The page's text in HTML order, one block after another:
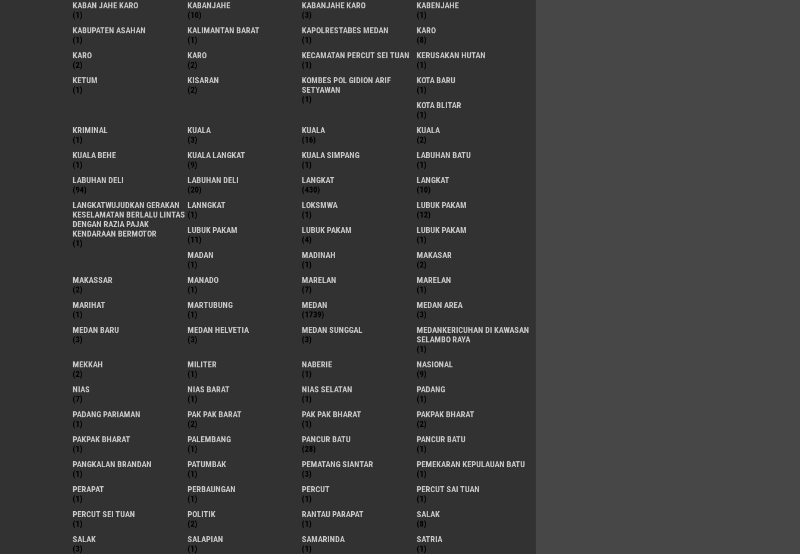
KABAN JAHE KARO
(1)
KABANJAHE
(10)
KABANJAHE KARO
(3)
KABENJAHE
(1)
KABUPATEN ASAHAN
(1)
KALIMANTAN BARAT
(1)
KAPOLRESTABES MEDAN
(1)
KARO
(8)
KARO
(2)
KARO
(2)
KECAMATAN PERCUT SEI TUAN
(1)
KERUSAKAN HUTAN
(1)
KETUM
(1)
KISARAN
(2)
KOMBES POL GIDION ARIF
SETYAWAN
(1)
KOTA BARU
(1)
KOTA BLITAR
(1)
KRIMINAL
(1)
KUALA
(3)
KUALA
(16)
KUALA
(2)
KUALA BEHE
(1)
KUALA LANGKAT
(9)
KUALA SIMPANG
(1)
LABUHAN BATU
(1)
LABUHAN DELI
(94)
LABUHAN DELI
(20)
LANGKAT
(430)
LANGKAT
(10)
LANGKATWUJUDKAN GERAKAN
KESELAMATAN BERLALU LINTAS
DENGAN RAZIA PAJAK
KENDARAAN BERMOTOR
(1)
LANNGKAT
(1)
LOKSMWA
(1)
LUBUK PAKAM
(12)
LUBUK PAKAM
(11)
LUBUK PAKAM
(4)
LUBUK PAKAM
(1)
MADAN
(1)
MADINAH
(1)
MAKASAR
(2)
MAKASSAR
(2)
MANADO
(1)
MARELAN
(7)
MARELAN
(1)
MARIHAT
(1)
MARTUBUNG
(1)
MEDAN
(1739)
MEDAN AREA
(3)
MEDAN BARU
(3)
MEDAN HELVETIA
(3)
MEDAN SUNGGAL
(3)
MEDANKERICUHAN DI KAWASAN
SELAMBO RAYA
(1)
MEKKAH
(2)
MILITER
(1)
NABERIE
(1)
NASIONAL
(9)
NIAS
(7)
NIAS BARAT
(1)
NIAS SELATAN
(1)
PADANG
(1)
PADANG PARIAMAN
(1)
PAK PAK BARAT
(2)
PAK PAK BHARAT
(1)
PAKPAK BHARAT
(2)
PAKPAK BHARAT
(1)
PALEMBANG
(1)
PANCUR BATU
(28)
PANCUR BATU
(1)
PANGKALAN BRANDAN
(1)
PATUMBAK
(1)
PEMATANG SIANTAR
(3)
PEMEKARAN KEPULAUAN BATU
(1)
PERAPAT
(1)
PERBAUNGAN
(1)
PERCUT
(1)
PERCUT SAI TUAN
(1)
PERCUT SEI TUAN
(1)
POLITIK
(2)
RANTAU PARAPAT
(1)
SALAK
(8)
SALAK
(3)
SALAPIAN
(1)
SAMARINDA
(1)
SATRIA
(1)